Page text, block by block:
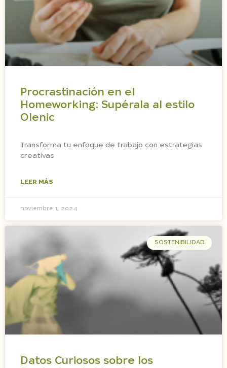
Procrastinación en el
Homeworking: Supérala al estilo
Olenic
Transforma tu enfoque de trabajo con estrategias
creativas
LEER MÁS
noviembre 1, 2024
SOSTENIBILIDAD
Datos Curiosos sobre los